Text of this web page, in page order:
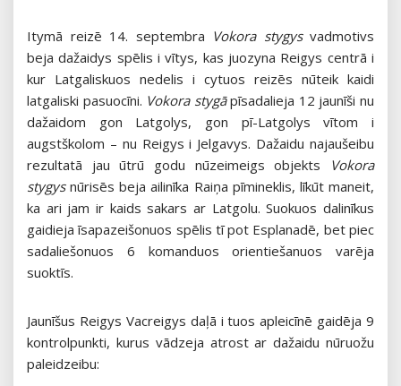
Itymā reizē 14. septembra Vokora stygysvadmotivs
beja dažaidys spēlis i vītys, kas juozyna Reigys centrā i
kur Latgaliskuos nedelis i cytuos reizēs nūteik kaidi
latgaliski pasuocīni. Vokora stygāpīsadalieja 12 jaunīši nu
dažaidom gon Latgolys, gon pī-Latgolys vītom i
augstškolom – nu Reigys i Jelgavys. Dažaidu najaušeibu
rezultatā jau ūtrū godu nūzeimeigs objekts Vokora
stygysnūrisēs beja ailinīka Raiņa pīmineklis, līkūt maneit,
ka ari jam ir kaids sakars ar Latgolu. Suokuos dalinīkus
gaidieja īsapazeišonuos spēlis tī pot Esplanadē, bet piec
sadaliešonuos 6 komanduos orientiešanuos varēja
suoktīs.
Jaunīšus Reigys Vacreigys daļā i tuos apleicīnē gaidēja 9
kontrolpunkti, kurus vādzeja atrost ar dažaidu nūruožu
paleidzeibu: